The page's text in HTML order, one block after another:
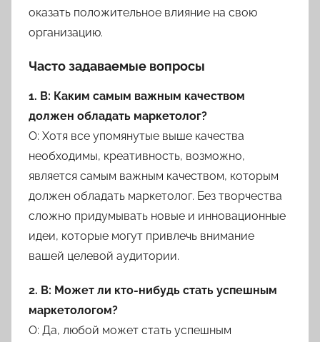
оказать положительное влияние на свою
организацию.
Часто задаваемые вопросы
1. В: Каким самым важным качеством
должен обладать маркетолог?
О: Хотя все упомянутые выше качества
необходимы, креативность, возможно,
является самым важным качеством, которым
должен обладать маркетолог. Без творчества
сложно придумывать новые и инновационные
идеи, которые могут привлечь внимание
вашей целевой аудитории.
2. В: Может ли кто-нибудь стать успешным
маркетологом?
О: Да, любой может стать успешным